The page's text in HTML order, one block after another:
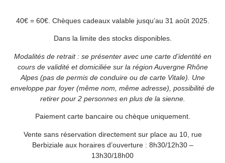
40€ = 60€. Chèques cadeaux valable jusqu’au 31 août 2025.
Dans la limite des stocks disponibles.
Modalités de retrait : se présenter avec une carte d’identité en
cours de validité et domiciliée sur la région Auvergne Rhône
Alpes (pas de permis de conduire ou de carte Vitale). Une
enveloppe par foyer (même nom, même adresse), possibilité de
retirer pour 2 personnes en plus de la sienne.
Paiement carte bancaire ou chèque uniquement.
Vente sans réservation directement sur place au 10, rue
Berbiziale aux horaires d’ouverture : 8h30/12h30 –
13h30/18h00